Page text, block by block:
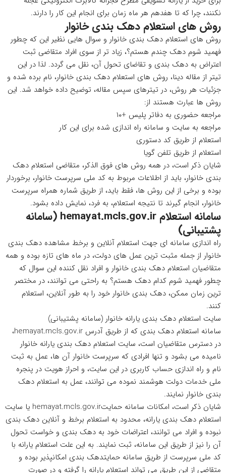
نکنند، چرا که تا هفدهم هر ماه زمان برای انجام این کار را دارند.
روش های استعلام دهک بندی خانوار
روش های استعلام دهک بندی خانوار و سوال هایی نظیر این که چطور
فهمید شوم دهک چندم هستم؟، زیاد تر از سوی افراد متقاضی ثبت
اعتراض به دهک بندی و تقاضای تحول آن، نقل می گردد. لذا در این
تیتر از مقاله دینا، روش های استعلام دهک بندی خانوار، نام برده شده و
جزئیات هر روش، در تیترهای سپس مقاله، توضیح داده خواهد شد. این
روش ها عبارت هستند از:
مراجعه حضوری به دفاتر پلیس +۱۰
مراجعه به سایت و سامانه راه اندازی شده برای این کار
استعلام از طریق کد دستوری
استعلام از طریق تلفن گویا
شایان ذکر است، در همه روش های فوق الذکر، متقاضی استعلام دهک
بندی خانوار، باید از اطلاعات مربوط به کد ملی سرپرست خانوار، برخوردار
بوده و برخی از این روش ها، فقط باید، از طریق شماره همراه سرپرست
خانوار، انجام گیرند تا نتیجه استعلام، به فرد، نمایش داده بشود.
سامانه استعلام hemayat.mcls.gov.ir (سامانه
پشتیبانی)
راه اندازی سامانه ای جهت استعلام آنلاین و برخط مشاهده دهک بندی
خانوار از جمله مثبت ترین عمل های دولت، در ماه های تازه بوده و همه
متقاضیان استعلام دهک بندی خانوار و افراد نقل کننده این سوال که
چطور فهمید شوم کدام دهک هستم؟ به راحتی می توانند، در مختصر
ترین زمان ممکن، دهک بندی خانوار خود را به طور آنلاین، استعلام
کنند.
سایت استعلام دهک بندی یارانه خانوار (سامانه پشتیبانی)
سامانه استعلام دهک بندی که از طریق آدرس hemayat.mcls.gov.ir،
در دسترس متقاضیان است، سایت استعلام دهک بندی یارانه خانوار
نامیده می بشود و تنها افرادی که سرپرست خانوار آن ها، عمل به ثبت
نام و راه اندازی حساب کاربری در این سایت، و احراز هویت در پنجره
ملی خدمات دولت هوشمند نموده می توانند، عمل به استعلام دهک
بندی خانوار نمایند.
شایان ذکر است، امکانات سامانه حمایتhemayat.mcls.gov.ir یا سایت
استعلام دهک بندی یارانه، محدود به استعلام برخط و آنلاین دهک بندی
نبوده و افراد می توانند، اعتراضات خود به دهک بندی و خواست تحول
آن را نیز از طریق این سامانه، ثبت نمایند. به این علت استعلام یارانه با
کد ملی سرپرست از طریق سامانه حمایتدهک بندی امکانپذیر بوده و
متقاضی از این طریق می تواند استعلام یارانه را گرفته و در صورت